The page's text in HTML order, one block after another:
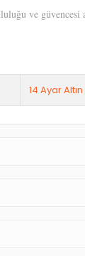
ve güvencesi
14 Ayar Altın